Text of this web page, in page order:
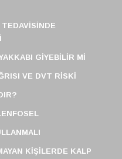
GIYEBILIR MI
VE DVT RISKI
KIŞILERDE KALP